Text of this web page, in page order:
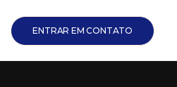
ENTRAR EM CONTATO